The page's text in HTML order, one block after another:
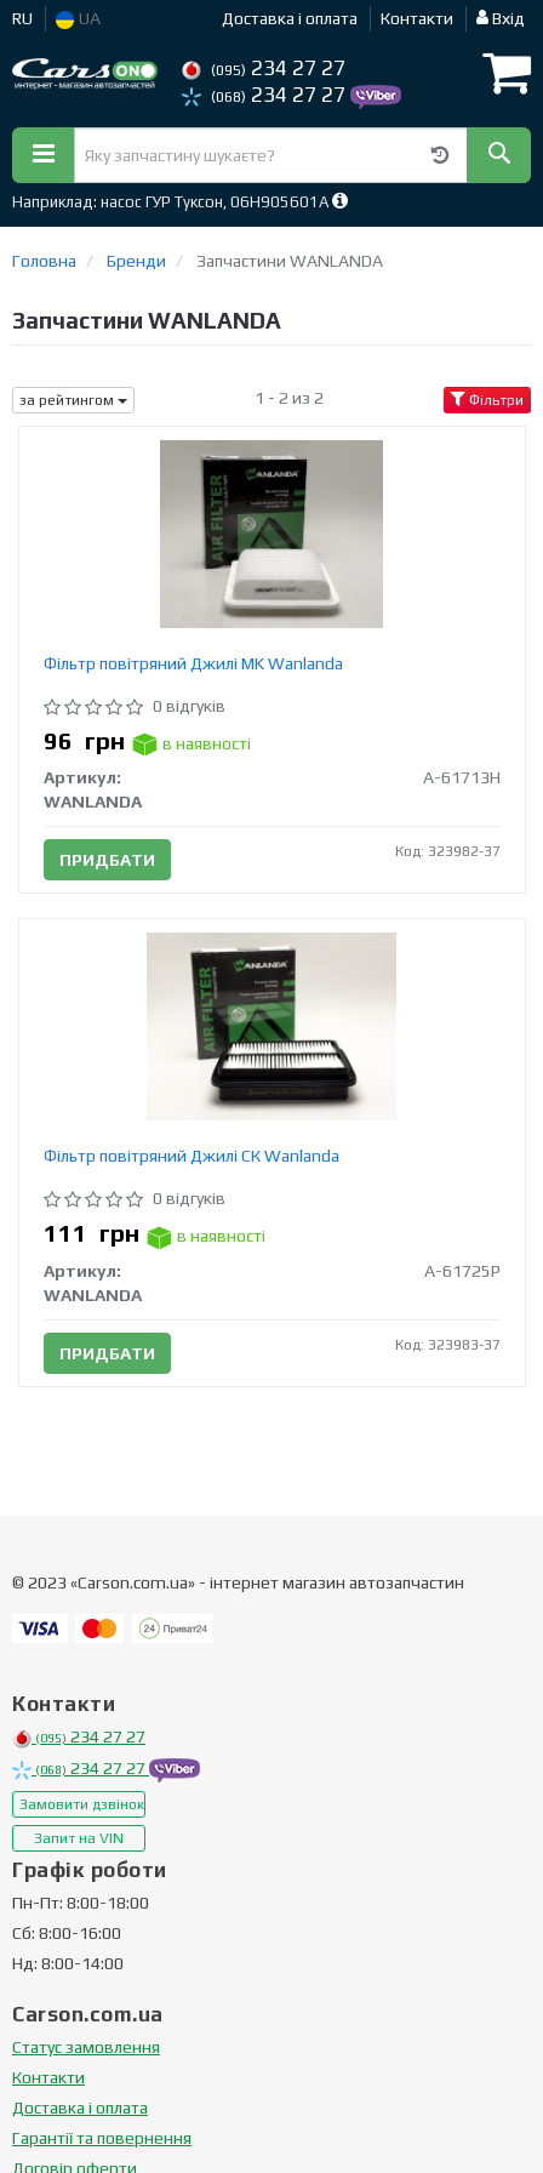
RU UA Доставка і оплата Контакти Вхід
(095) 234 27 27
(068) 234 27 27
Наприклад: насос ГУР Туксон, 06H905601A
Головна Бренди Запчастини WANLANDA
Запчастини WANLANDA
за рейтингом 1 - 2 из 2 Фільтри
Фільтр повітряний Джилі MK Wanlanda
0 відгуків
96 грн
в наявності
Артикул:
A-61713H
WANLANDA
ПРИДБАТИ Код: 323982-37
Фільтр повітряний Джилі СК Wanlanda
0 відгуків
111 грн
в наявності
Артикул:
A-61725P
WANLANDA
ПРИДБАТИ Код: 323983-37
© 2023 «Carson.com.ua» - інтернет магазин автозапчастин
Контакти
(095) 234 27 27
(068) 234 27 27
Замовити дзвінок
Запит на VIN
Графік роботи
Пн-Пт: 8:00-18:00
Сб: 8:00-16:00
Нд: 8:00-14:00
Carson.com.ua
Статус замовлення
Контакти
Доставка і оплата
Гарантії та повернення
Договір оферти